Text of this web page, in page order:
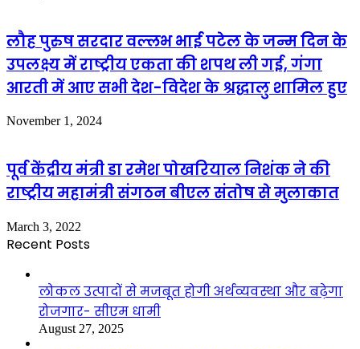
लौह पुरुष सरदार वल्लभ भाई पटेल के जन्म दिन के
उपलक्ष्य में राष्ट्रीय एकता की शपथ ली गई, गंगा
आरती में आए सभी देश-विदेश के श्रद्धालु शामिल हुए
November 1, 2024
पूर्व केंद्रीय मंत्री डा रमेश पोखरियाल निशंक ने की
राष्ट्रीय महामंत्री संगठन बीएल संतोष से मुलाकात
March 3, 2022
Recent Posts
लोकल उत्पादों से मजबूत होगी अर्थव्यवस्था और बढ़ेगा
रोजगार- सीएम धामी
August 27, 2025